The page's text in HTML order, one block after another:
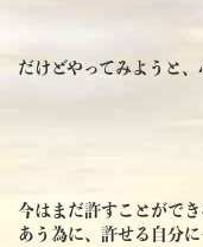
だけどやってみようと、
今はまだ許すことがで
あう為に、許せる自分